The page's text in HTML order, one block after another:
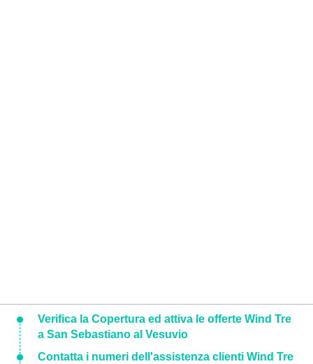
Verifica la Copertura ed attiva le offerte Wind Tre
a San Sebastiano al Vesuvio
Contatta i numeri dell'assistenza clienti Wind Tre